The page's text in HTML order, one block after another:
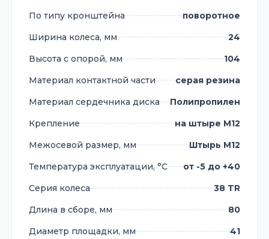
По типу кронштейна
поворотное
Ширина колеса, мм
24
Высота с опорой, мм
104
Материал контактной части
серая резина
Материал сердечника диска
Полипропилен
Крепление
на штыре M12
Межосевой размер, мм
Штырь М12
Температура эксплуатации, °С
от -5 до +40
Серия колеса
38 TR
Длина в сборе, мм
80
Диаметр площадки, мм
41